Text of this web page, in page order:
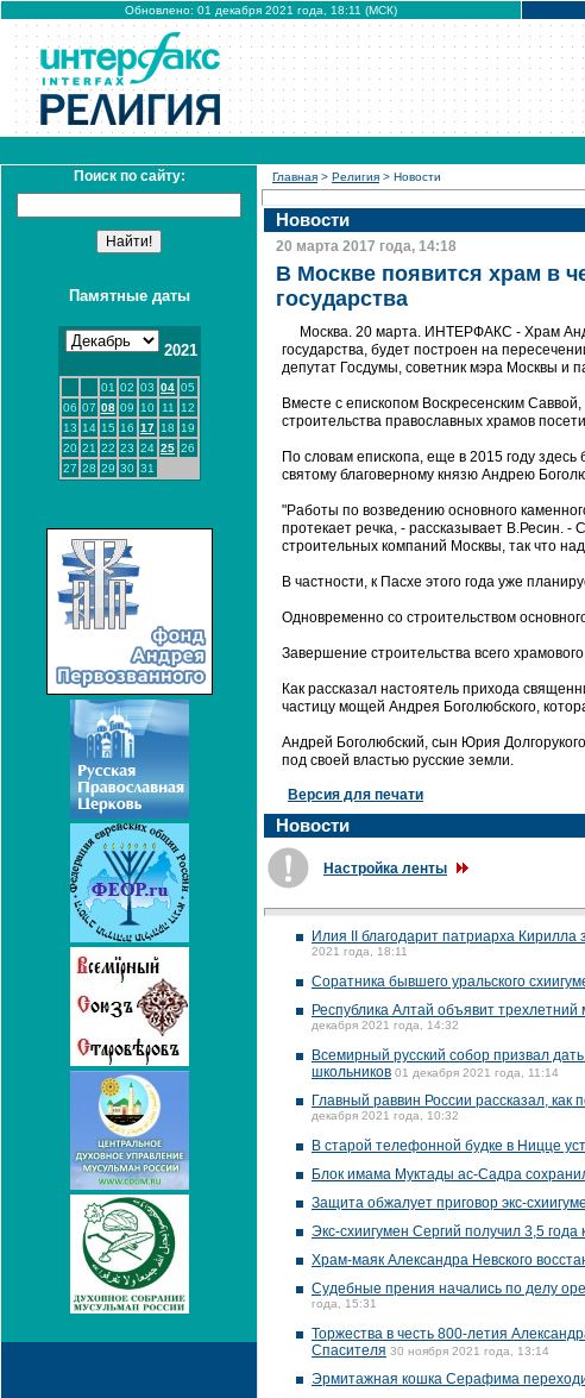
Обновлено: 01 декабря 2021 года, 18:11 (МСК)
Поиск по сайту:
Памятные даты
2021
01 02 03 04 05
06 07 08 09 10 11
12
13 14 15 16 17 18
19
20 21 22 23 24 25 26
27 28 29 30 31
Главная > Религия > Новости
Новости
20 марта 2017 года, 14:18
В Москве появится храм в
государства
Москва. 20 марта. ИНТЕРФАКС - Храм
государства, будет построен на
депутат Госдумы, советник мэра Москвы и
Вместе с епископом Воскресенским
строительства православных храмов
По словам епископа, еще в 2015 году
святому благоверному князю Андрею
"Работы по возведению основного
протекает речка, - рассказывает В.Ресин.
строительных компаний Москвы, так что
В частности, к Пасхе этого года уже
Одновременно со строительством
Завершение строительства всего
Как рассказал настоятель прихода
частицу мощей Андрея Боголюбского,
Андрей Боголюбский, сын Юрия
под своей властью русские земли.
Версия для печати
Новости
Настройка ленты
Илия II благодарит патриарха
2021 года, 18:11
Соратника бывшего уральского
Республика Алтай объявит
декабря 2021 года, 14:32
Всемирный русский собор призвал
школьников 01 декабря 2021 года, 11:14
Главный раввин России рассказал,
декабря 2021 года, 10:32
В старой телефонной будке в Ницце
Блок имама Муктады ас-Садра
Защита обжалует приговор экс-
Экс-схиигумен Сергий получил 3,5 года
Храм-маяк Александра Невского
Судебные прения начались по делу
года, 15:31
Торжества в честь 800-летия
Спасителя 30 ноября 2021 года, 13:14
Эрмитажная кошка Серафима